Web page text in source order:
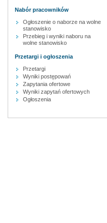
Nabór pracowników
Ogłoszenie o naborze na wolne
stanowisko
Przebieg i wyniki naboru na
wolne stanowisko
Przetargi i ogłoszenia
Przetargi
Wyniki postępowań
Zapytania ofertowe
Wyniki zapytań ofertowych
Ogłoszenia